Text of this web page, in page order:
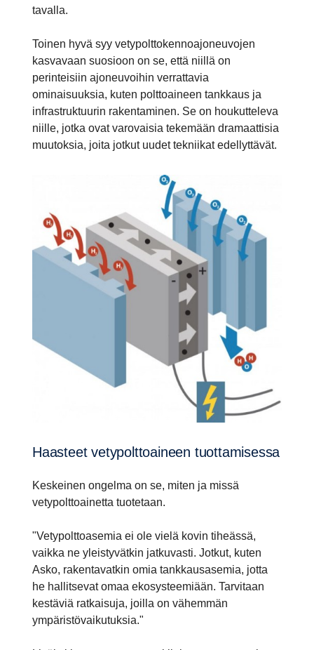
tavalla.
Toinen hyvä syy vetypolttokennoajoneuvojen
kasvavaan suosioon on se, että niillä on
perinteisiin ajoneuvoihin verrattavia
ominaisuuksia, kuten polttoaineen tankkaus ja
infrastruktuurin rakentaminen. Se on houkutteleva
niille, jotka ovat varovaisia tekemään dramaattisia
muutoksia, joita jotkut uudet tekniikat edellyttävät.
Haasteet vetypolt­toai­neen tuotta­mi­sessa
Keskeinen ongelma on se, miten ja missä
vetypolttoainetta tuotetaan.
"Vetypolttoasemia ei ole vielä kovin tiheässä,
vaikka ne yleistyvätkin jatkuvasti. Jotkut, kuten
Asko, rakentavatkin omia tankkausasemia, jotta
he hallitsevat omaa ekosysteemiään. Tarvitaan
kestäviä ratkaisuja, joilla on vähemmän
ympäristövaikutuksia."